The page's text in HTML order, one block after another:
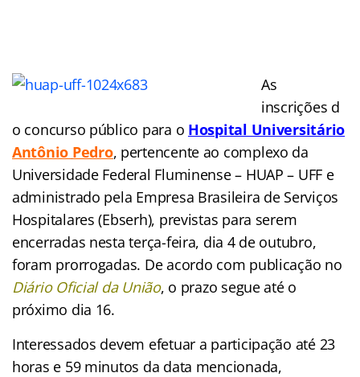
As
inscrições d
o concurso público para o Hospital Universitário
Antônio Pedro, pertencente ao complexo da
Universidade Federal Fluminense – HUAP – UFF e
administrado pela Empresa Brasileira de Serviços
Hospitalares (Ebserh), previstas para serem
encerradas nesta terça-feira, dia 4 de outubro,
foram prorrogadas. De acordo com publicação no
Diário Oficial da União, o prazo segue até o
próximo dia 16.
Interessados devem efetuar a participação até 23
horas e 59 minutos da data mencionada,